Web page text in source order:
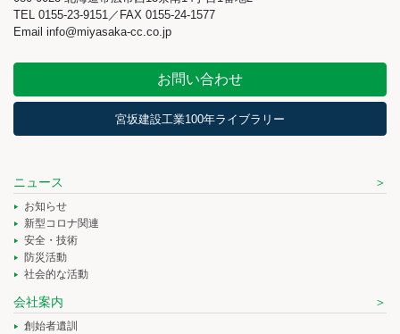
TEL 0155-23-9151／FAX 0155-24-1577
Email info@miyasaka-cc.co.jp
お問い合わせ
宮坂建設工業100年ライブラリー
ニュース
お知らせ
新型コロナ関連
安全・技術
防災活動
社会的な活動
会社案内
創始者遺訓